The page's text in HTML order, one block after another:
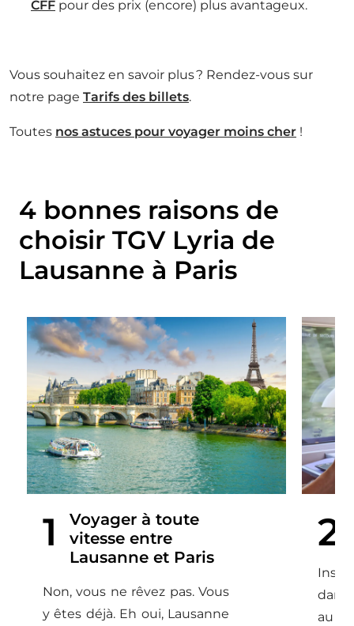
CFF pour des prix (encore) plus avantageux.
Vous souhaitez en savoir plus ? Rendez-vous sur
notre page Tarifs des billets.
Toutes nos astuces pour voyager moins cher !
4 bonnes raisons de
choisir TGV Lyria de
Lausanne à Paris
1
Voyager à toute
vitesse entre
Lausanne et Paris
Non, vous ne rêvez pas. Vous
y êtes déjà. Eh oui, Lausanne
2
dans
au